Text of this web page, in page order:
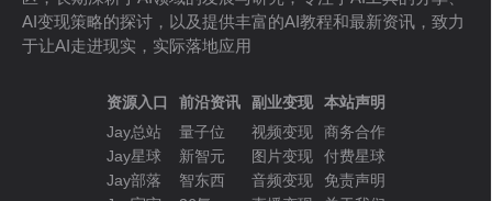
AI变现策略的探讨，以及提供丰富的AI教程和最新资讯，致力
于让AI走进现实，实际落地应用
资源入口
Jay总站
Jay星球
Jay部落
前沿资讯
量子位
新智元
智东西
副业变现
视频变现
图片变现
音频变现
本站声明
商务合作
付费星球
免责声明